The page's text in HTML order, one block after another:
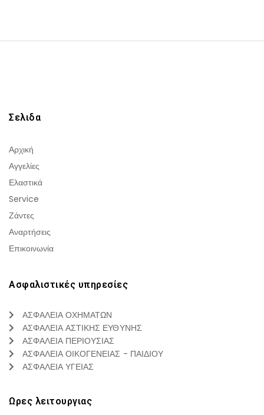
Σελιδα
Αρχική
Αγγελίες
Ελαστικά
Service
Ζάντες
Αναρτήσεις
Επικοινωνία
Ασφαλιστικές υπηρεσίες
ΑΣΦΑΛΕΙΑ ΟΧΗΜΑΤΩΝ
ΑΣΦΑΛΕΙΑ ΑΣΤΙΚΗΣ ΕΥΘΥΝΗΣ
ΑΣΦΑΛΕΙΑ ΠΕΡΙΟΥΣΙΑΣ
ΑΣΦΑΛΕΙΑ ΟΙΚΟΓΕΝΕΙΑΣ - ΠΑΙΔΙΟΥ
ΑΣΦΑΛΕΙΑ ΥΓΕΙΑΣ
Ωρες λειτουργιας